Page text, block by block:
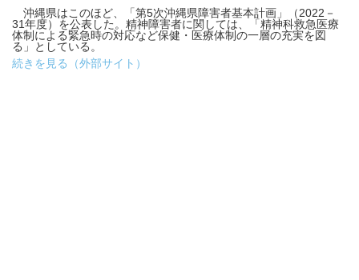
沖縄県はこのほど、「第5次沖縄県障害者基本計画」（2022－
31年度）を公表した。精神障害者に関しては、「精神科救急医療
体制による緊急時の対応など保健・医療体制の一層の充実を図
る」としている。
続きを見る（外部サイト）